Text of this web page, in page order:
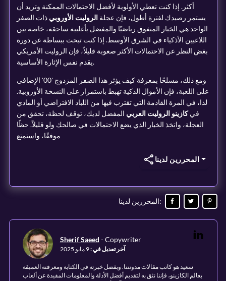
أكثر. إذا كنت تعطي الأولوية لأفضل الاحتمالات الممكنة وتريد أن
يستمر رصيدك لفترة أطول، فإن عجلةالروليت الأوروبي ذات الصفر
الواحد هي الخيار المتفوق رياضيًا والمفضل بأغلبية ساحقة، خاصة بين
اللاعبين الأذكياء في الشرق الأوسط. إذا كنت تبحث ببساطة عن دورة
بغض النظر عن الاحتمالات الأكثر صعوبة قليلاً، فإن الروليت الأمريكي
يقدم نفس الإثارة الأساسية.
ومع ذلك، مسلحًا بمعرفة كيف يؤثر هذا الصفر المزدوج '00' الإضافي
على اللعبة، فإن الأموال الذكية تهبط باستمرار على النسخة الأوروبية.
لذا، في المرة القادمة التي تقترب فيها من اللباد الافتراضي أو المادي
فيكازينو الروليت العربي المفضل لديك، توقف لحظة، تحقق من
العجلة، واتخذ الخيار الذي يضع الاحتمالات في صالحك ولو قليلاً. حظًا
موفقًا، واستمتع
المحررين لدينا
المحررين لدينا:
Sherif Saeed -Copywriter
آخر تعديل في:9 مايو 2025
سعيد هو كاتب مقالات مدونتنا. وبفضل خبرته في الكتابة ومعرفته العميقة
بعالم الكازينو، فإننا نثق به لتقديم أفضل الأدلة والمعلومات المفيدة عن ألعاب